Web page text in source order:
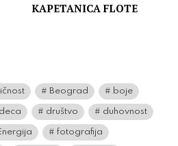
KAPETANICA FLOTE
Beograd boje
deca društvo duhovnost
fotografija